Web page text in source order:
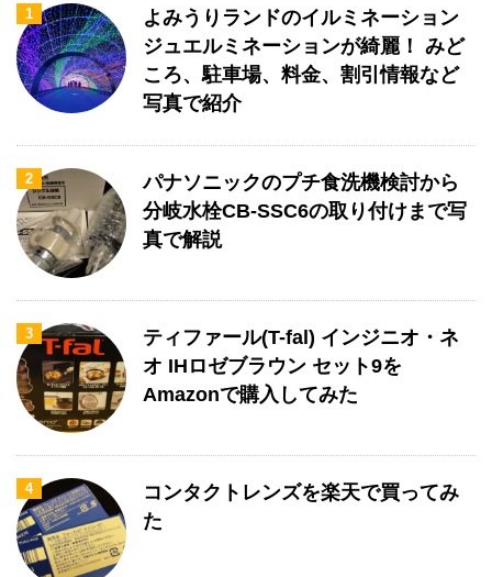
1
よみうりランドのイルミネーション
ジュエルミネーションが綺麗！ みど
ころ、駐車場、料金、割引情報など
写真で紹介
2
パナソニックのプチ食洗機検討から
分岐水栓CB-SSC6の取り付けまで写
真で解説
3
ティファール(T-fal) インジニオ・ネ
オ IHロゼブラウン セット9を
Amazonで購入してみた
4
コンタクトレンズを楽天で買ってみ
た